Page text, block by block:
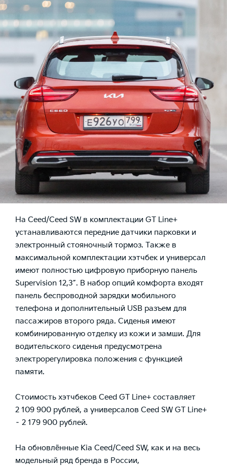
На Ceed/Ceed SW в комплектации GT Line+
устанавливаются передние датчики парковки и
электронный стояночный тормоз. Также в
максимальной комплектации хэтчбек и универсал
имеют полностью цифровую приборную панель
Supervision 12,3”. В набор опций комфорта входят
панель беспроводной зарядки мобильного
телефона и дополнительный USB разъем для
пассажиров второго ряда. Сиденья имеют
комбинированную отделку из кожи и замши. Для
водительского сиденья предусмотрена
электрорегулировка положения с функцией
памяти.
Стоимость хэтчбеков Ceed GT Line+ составляет
2 109 900 рублей, а универсалов Ceed SW GT Line+
– 2 179 900 рублей.
На обновлённые Kia Ceed/Ceed SW, как и на весь
модельный ряд бренда в России,